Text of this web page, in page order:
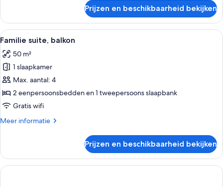
balkon,
uitzicht
op
Prijzen en beschikbaarheid bekijken
Alle
foto's
voor
Familie
suite,
balkon
laden
Een moderne hotelkamer met een
7
Familie suite, balkon
50 m²
1 slaapkamer
Max. aantal: 4
2 eenpersoonsbedden en 1 tweepersoons slaapbank
Gratis wifi
Meer informatie
Meer
suite,
balkon
Prijzen en beschikbaarheid bekijken